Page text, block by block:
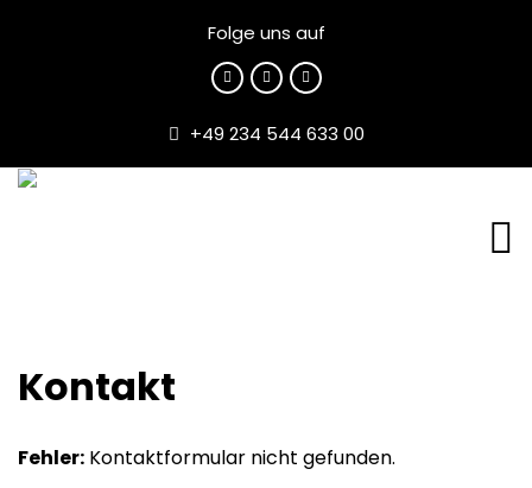
Folge uns auf
+49 234 544 633 00
Kontakt
Fehler: Kontaktformular nicht gefunden.